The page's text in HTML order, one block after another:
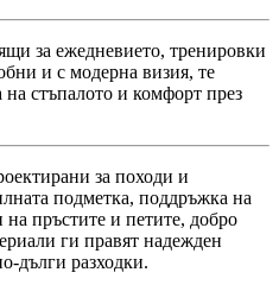
за ежедневието, тренировки
и с модерна визия, те
стъпалото и комфорт през
за походи и
подметка, поддръжка на
на пръстите и петите, добро
ги правят надежден
дълги разходки.